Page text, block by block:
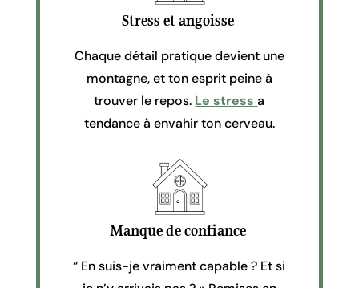
Stress et angoisse
Chaque détail pratique devient une
montagne, et ton esprit peine à
trouver le repos. Le stress a
tendance à envahir ton cerveau.
Manque de confiance
“ En suis-je vraiment capable ? Et si